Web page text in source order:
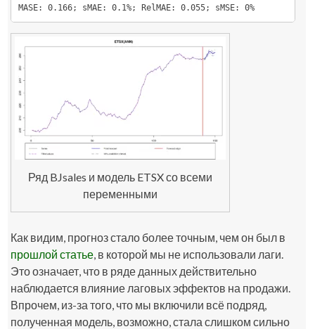
MASE: 0.166; sMAE: 0.1%; RelMAE: 0.055; sMSE: 0%
Ряд BJsales и модель ETSX со всеми
переменными
Как видим, прогноз стало более точным, чем он был в
прошлой статье , в которой мы не использовали лаги.
Это означает, что в ряде данных действительно
наблюдается влияние лаговых эффектов на продажи.
Впрочем, из-за того, что мы включили всё подряд,
полученная модель, возможно, стала слишком сильно